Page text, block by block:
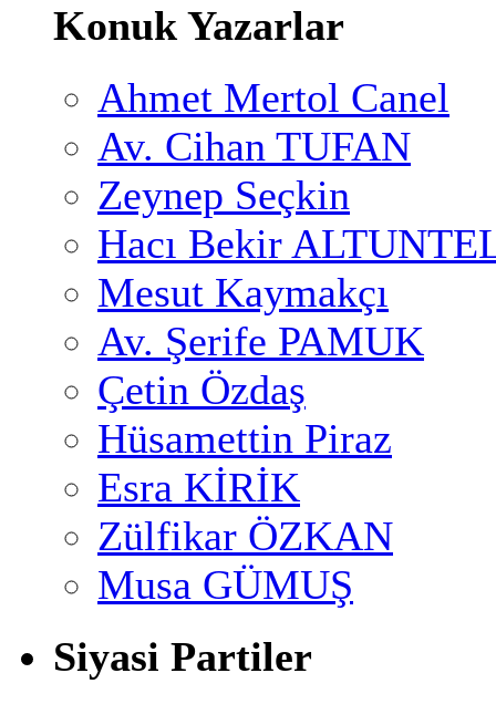
Konuk Yazarlar
Ahmet Mertol Canel
Av. Cihan TUFAN
Zeynep Seçkin
Hacı Bekir
Mesut Kaymakçı
Av. Şerife PAMUK
Çetin Özdaş
Hüsamettin Piraz
Esra KİRİK
Zülfikar ÖZKAN
Musa GÜMUŞ
Siyasi Partiler